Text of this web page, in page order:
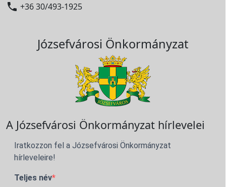
 +36 30/493-1925
Józsefvárosi Önkormányzat
A Józsefvárosi Önkormányzat hírlevelei
Iratkozzon fel a Józsefvárosi Önkormányzat
hírleveleire!
Teljes név